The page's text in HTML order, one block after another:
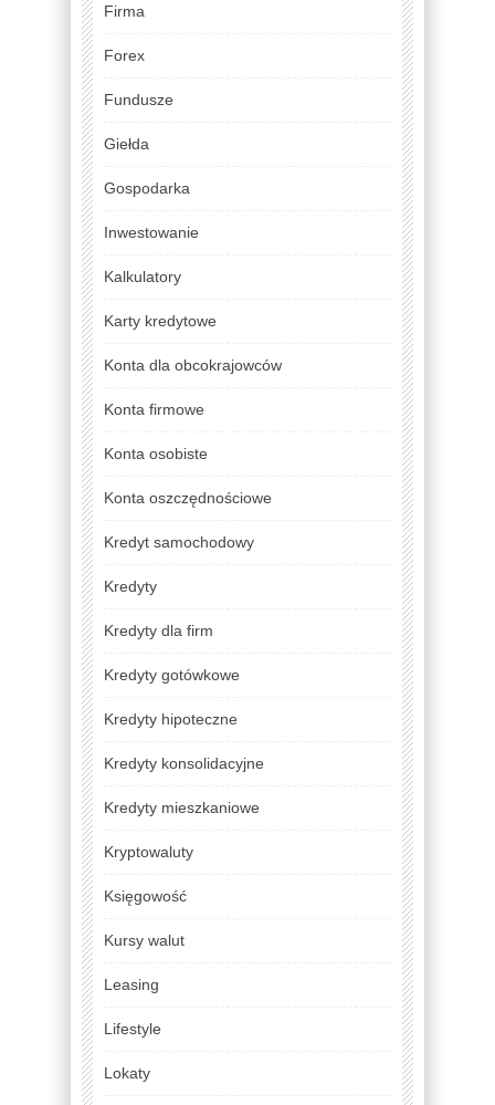
Firma
Forex
Fundusze
Giełda
Gospodarka
Inwestowanie
Kalkulatory
Karty kredytowe
Konta dla obcokrajowców
Konta firmowe
Konta osobiste
Konta oszczędnościowe
Kredyt samochodowy
Kredyty
Kredyty dla firm
Kredyty gotówkowe
Kredyty hipoteczne
Kredyty konsolidacyjne
Kredyty mieszkaniowe
Kryptowaluty
Księgowość
Kursy walut
Leasing
Lifestyle
Lokaty